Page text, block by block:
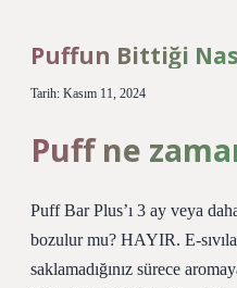
Puffun Bittiği
Tarih: Kasım 11, 2024
Puff ne
Puff Bar Plus’ı 3 ay veya
bozulur mu? HAYIR. E-
saklamadığınız sürece